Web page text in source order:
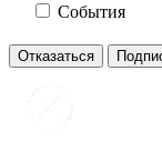
События
Отказаться